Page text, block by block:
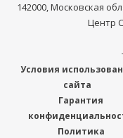
142000, Московская
Центр
Условия
сайта
Гарантия
Политика